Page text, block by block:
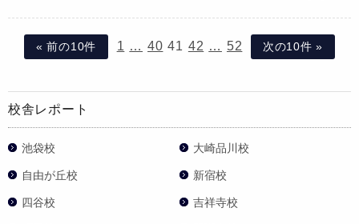
« 前の10件 1 … 40 41 42 … 52 次の10件 »
校舎レポート
池袋校 大崎品川校
自由が丘校 新宿校
四谷校 吉祥寺校